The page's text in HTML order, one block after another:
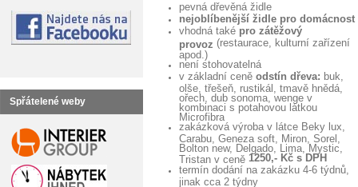
Spřátelené weby
pevná dřevěná židle
nejoblíbenější židle pro domácnost
vhodná taképro zátěžový
provoz (restaurace, kulturní zařízení
apod.)
není stohovatelná
v základní ceněodstín dřeva: buk,
olše, třešeň, rustikál, tmavě hnědá,
ořech, dub sonoma, wenge v
kombinaci s potahovou látkou
Microfibra
zakázková výroba v látce Beky lux,
Carabu, Geneza soft, Miron, Sorel,
Bolton new, Delgado, Lima, Mystic,
Tristan v ceně 1250,- Kč s DPH
termín dodání na zakázku 4-6 týdnů,
jinak cca 2 týdny